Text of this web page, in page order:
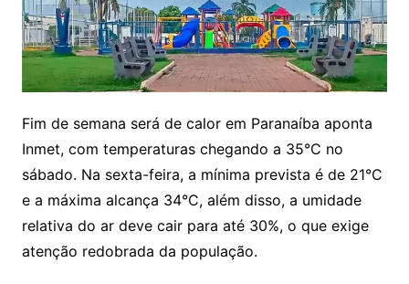
Fim de semana será de calor em Paranaíba aponta
Inmet, com temperaturas chegando a 35°C no
sábado. Na sexta-feira, a mínima prevista é de 21°C
e a máxima alcança 34°C, além disso, a umidade
relativa do ar deve cair para até 30%, o que exige
atenção redobrada da população.